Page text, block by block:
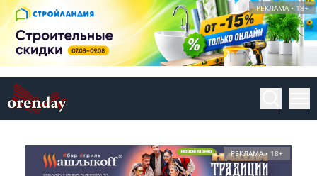
РЕКЛАМА • 18+
РЕКЛАМА • 18+